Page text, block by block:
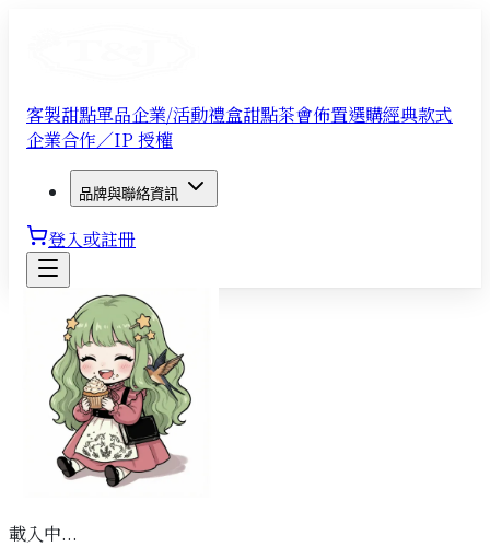
客製甜點單品企業/活動禮盒甜點茶會佈置選購經典款式
企業合作／IP 授權
品牌與聯絡資訊
登入或註冊
載入中...